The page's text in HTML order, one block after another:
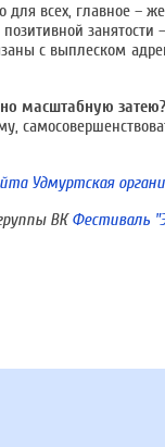
всех, главное –
занятости
с выплеском
масштабную затею?
Удмуртская
ВКФестиваль